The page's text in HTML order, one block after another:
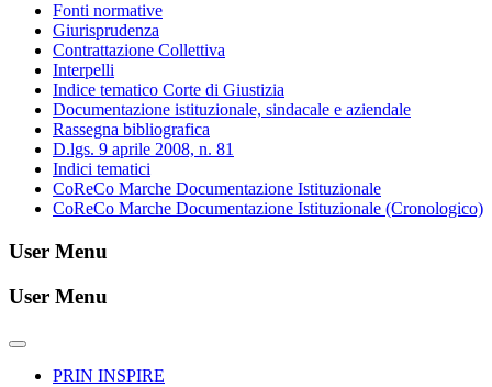
Fonti normative
Giurisprudenza
Contrattazione Collettiva
Interpelli
Indice tematico Corte di Giustizia
Documentazione istituzionale, sindacale e aziendale
Rassegna bibliografica
D.lgs. 9 aprile 2008, n. 81
Indici tematici
CoReCo Marche Documentazione Istituzionale
CoReCo Marche Documentazione Istituzionale (Cronologico)
User Menu
User Menu
PRIN INSPIRE